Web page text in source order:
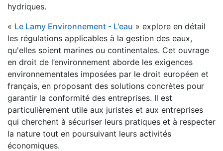
hydriques.
« Le Lamy Environnement - L'eau » explore en détail
les régulations applicables à la gestion des eaux,
qu'elles soient marines ou continentales. Cet ouvrage
en droit de l’environnement aborde les exigences
environnementales imposées par le droit européen et
français, en proposant des solutions concrètes pour
garantir la conformité des entreprises. Il est
particulièrement utile aux juristes et aux entreprises
qui cherchent à sécuriser leurs pratiques et à respecter
la nature tout en poursuivant leurs activités
économiques.